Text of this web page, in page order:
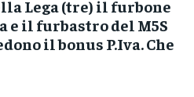
Lega (tre) il furbone
e il furbastro del M5S
il bonus P.Iva. Che